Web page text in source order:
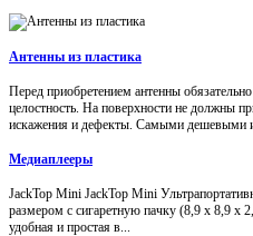
Антенны из пластика
Перед приобретением антенны обязательно
целостность. На поверхности не должны
искажения и дефекты. Самыми дешевыми
Медиаплееры
JackTop Mini JackTop Mini
размером с сигаретную пачку (8,9 x 8,9 x
удобная и простая в...